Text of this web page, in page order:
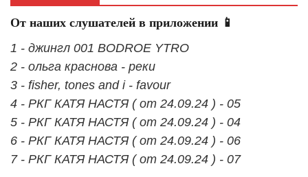
От наших слушателей в приложении 📱
1 - джингл 001 BODROE YTRO
2 - ольга краснова - реки
3 - fisher, tones and i - favour
4 - РКГ КАТЯ НАСТЯ ( от 24.09.24 ) - 05
5 - РКГ КАТЯ НАСТЯ ( от 24.09.24 ) - 04
6 - РКГ КАТЯ НАСТЯ ( от 24.09.24 ) - 06
7 - РКГ КАТЯ НАСТЯ ( от 24.09.24 ) - 07